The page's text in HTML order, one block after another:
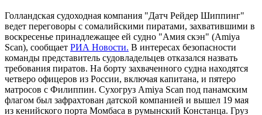
Голландская судоходная компания "Датч Рейдер Шиппинг"
ведет переговоры с сомалийскими пиратами, захватившими в
воскресенье принадлежащее ей судно "Амия скэн" (Amiya
Scan), сообщает РИА Новости. В интересах безопасности
команды представитель судовладельцев отказался назвать
требования пиратов. На борту захваченного судна находятся
четверо офицеров из России, включая капитана, и пятеро
матросов с Филиппин. Сухогруз Amiya Scan под панамским
флагом был зафрахтован датской компанией и вышел 19 мая
из кенийского порта Момбаса в румынский Констанца. Груз